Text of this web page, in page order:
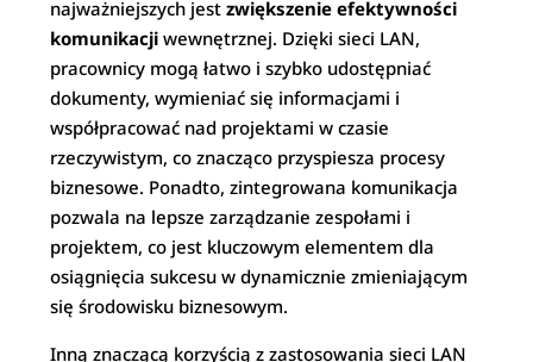
najważniejszych jestzwiększenie efektywności
komunikacji wewnętrznej. Dzięki sieci LAN,
pracownicy mogą łatwo i szybko udostępniać
dokumenty, wymieniać się informacjami i
współpracować nad projektami w czasie
rzeczywistym, co znacząco przyspiesza procesy
biznesowe. Ponadto, zintegrowana komunikacja
pozwala na lepsze zarządzanie zespołami i
projektem, co jest kluczowym elementem dla
osiągnięcia sukcesu w dynamicznie zmieniającym
się środowisku biznesowym.
Inną znaczącą korzyścią z zastosowania sieci LAN